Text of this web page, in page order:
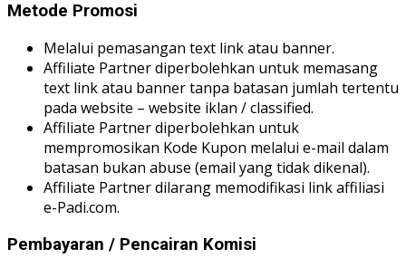
Metode Promosi
Melalui pemasangan text link atau banner.
Affiliate Partner diperbolehkan untuk memasang
text link atau banner tanpa batasan jumlah tertentu
pada website – website iklan / classified.
Affiliate Partner diperbolehkan untuk
mempromosikan Kode Kupon melalui e-mail dalam
batasan bukan abuse (email yang tidak dikenal).
Affiliate Partner dilarang memodifikasi link affiliasi
e-Padi.com.
Pembayaran / Pencairan Komisi